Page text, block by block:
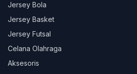
Jersey Bola
Jersey Basket
Jersey Futsal
Celana Olahraga
Aksesoris